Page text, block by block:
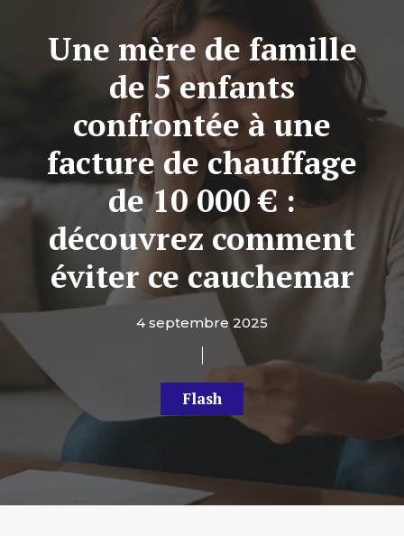
Une mère de famille
de 5 enfants
confrontée à une
facture de chauffage
de 10 000 € :
découvrez comment
éviter ce cauchemar
4 septembre 2025
Flash